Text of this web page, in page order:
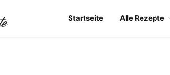
Startseite Alle Rezepte